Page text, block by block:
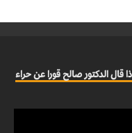
قال الدكتور صالح قورا عن حراء